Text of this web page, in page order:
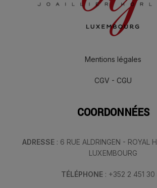
Mentions légales
CGV - CGU
COORDONNÉES
ADRESSE : 6 RUE ALDRINGEN - ROYAL
LUXEMBOURG
TÉLÉPHONE : +352 2 451 30